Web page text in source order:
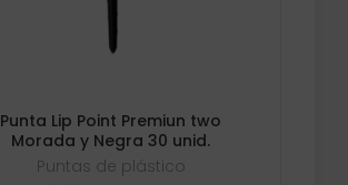
Punta Lip Point Premiun two
Morada y Negra 30 unid.
Puntas de plástico